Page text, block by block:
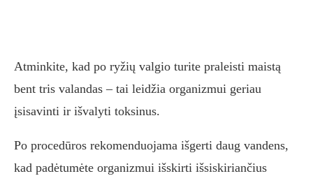
Atminkite, kad po ryžių valgio turite praleisti maistą
bent tris valandas – tai leidžia organizmui geriau
įsisavinti ir išvalyti toksinus.
Po procedūros rekomenduojama išgerti daug vandens,
kad padėtumėte organizmui išskirti išsiskiriančius